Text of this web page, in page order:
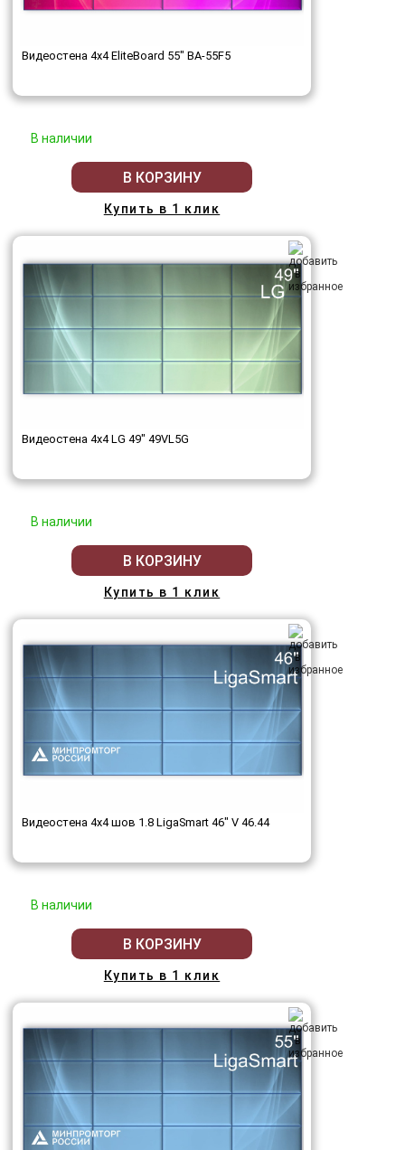
Видеостена 4x4 EliteBoard 55" BA-55F5
В наличии
В КОРЗИНУ
Купить в 1 клик
Видеостена 4x4 LG 49" 49VL5G
В наличии
В КОРЗИНУ
Купить в 1 клик
Видеостена 4x4 шов 1.8 LigaSmart 46" V 46.44
В наличии
В КОРЗИНУ
Купить в 1 клик